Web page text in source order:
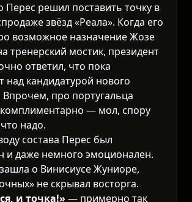
Перес решил поставить точку в
звёзд «Реала». Когда его
возможное назначение Жозе
тренерский мостик, президент
ответил, что пока
над кандидатурой нового
Впрочем, про португальца
комплиментарно — мол, спору
надо.
состава Перес был
и даже немного эмоционален.
о Винисиусе Жуниоре,
не скрывал восторга.
и точка!» — примерно так